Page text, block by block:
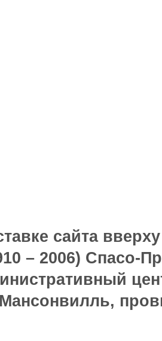
сайта
– 2006) Спасо-